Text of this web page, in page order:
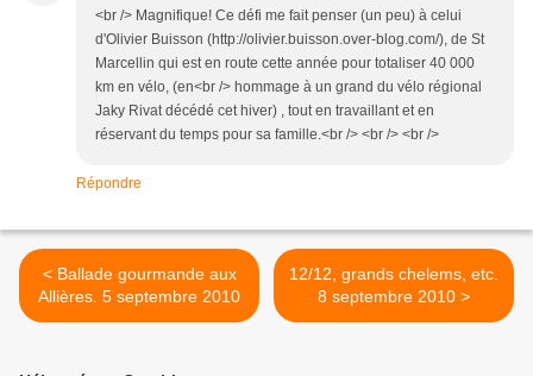
<br /> Magnifique! Ce défi me fait penser (un peu) à celui
d'Olivier Buisson (http://olivier.buisson.over-blog.com/), de St
Marcellin qui est en route cette année pour totaliser 40 000
km en vélo, (en<br /> hommage à un grand du vélo régional
Jaky Rivat décédé cet hiver) , tout en travaillant et en
réservant du temps pour sa famille.<br /> <br /> <br />
Répondre
< Ballade gourmande aux
Allières. 5 septembre 2010
12/12, grands chelems, etc.
8 septembre 2010 >